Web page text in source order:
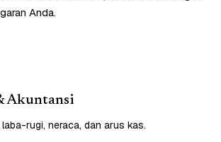
Anda.
Akuntansi
rugi, neraca, dan arus kas.